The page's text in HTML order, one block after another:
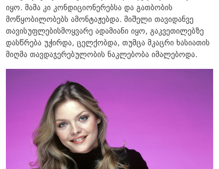
იყო. მამა კი კონდიციონერებსა და გათბობის
მოწყობილობებს ამონტაჟებდა. მიშელი თავიდანვე
თავისუფლებისმოყვარე ადამიანი იყო, გაკვეთილებზე
დასწრება უჭირდა, ცელქობდა, თუმცა მკაცრი ხასიათის
მიღმა თავდაჯერებულობის ნაკლებობა იმალებოდა.